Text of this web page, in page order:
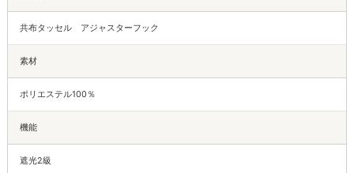
共布タッセル アジャスターフック
素材
ポリエステル100％
機能
遮光2級